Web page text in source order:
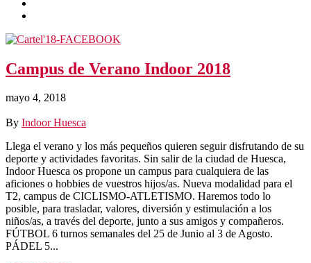
Campus de Verano Indoor 2018
mayo 4, 2018
By Indoor Huesca
Llega el verano y los más pequeños quieren seguir disfrutando de su
deporte y actividades favoritas. Sin salir de la ciudad de Huesca,
Indoor Huesca os propone un campus para cualquiera de las
aficiones o hobbies de vuestros hijos/as. Nueva modalidad para el
T2, campus de CICLISMO-ATLETISMO. Haremos todo lo
posible, para trasladar, valores, diversión y estimulación a los
niños/as, a través del deporte, junto a sus amigos y compañeros.
FÚTBOL 6 turnos semanales del 25 de Junio al 3 de Agosto.
PÁDEL 5...